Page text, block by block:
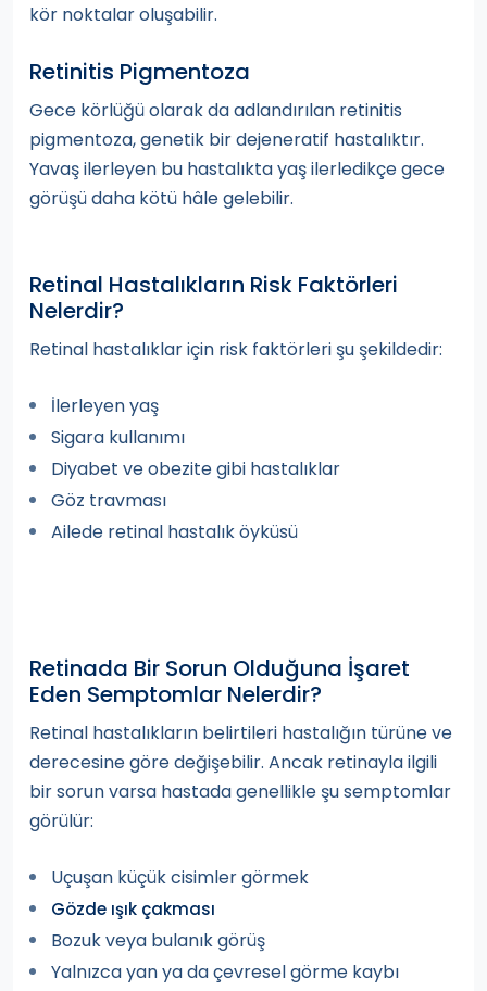
kör noktalar oluşabilir.
Retinitis Pigmentoza
Gece körlüğü olarak da adlandırılan retinitis
pigmentoza, genetik bir dejeneratif hastalıktır.
Yavaş ilerleyen bu hastalıkta yaş ilerledikçe gece
görüşü daha kötü hâle gelebilir.
Retinal Hastalıkların Risk Faktörleri
Nelerdir?
Retinal hastalıklar için risk faktörleri şu şekildedir:
İlerleyen yaş
Sigara kullanımı
Diyabet ve obezite gibi hastalıklar
Göz travması
Ailede retinal hastalık öyküsü
Retinada Bir Sorun Olduğuna İşaret
Eden Semptomlar Nelerdir?
Retinal hastalıkların belirtileri hastalığın türüne ve
derecesine göre değişebilir. Ancak retinayla ilgili
bir sorun varsa hastada genellikle şu semptomlar
görülür:
Uçuşan küçük cisimler görmek
Gözde ışık çakması
Bozuk veya bulanık görüş
Yalnızca yan ya da çevresel görme kaybı